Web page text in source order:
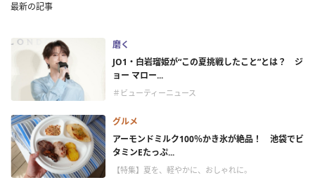
最新の記事
磨く
JO1・白岩瑠姫が“この夏挑戦したこと”とは？ ジ
ョー マロー...
＃ビューティーニュース
グルメ
アーモンドミルク100％かき氷が絶品！ 池袋でビ
タミンEたっぷ...
【特集】夏を、軽やかに、おしゃれに。